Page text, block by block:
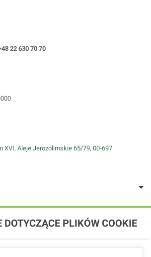
22 630 70 70
XVI, Aleje Jerozolimskie 65/79, 00-697
DOTYCZĄCE PLIKÓW COOKIE